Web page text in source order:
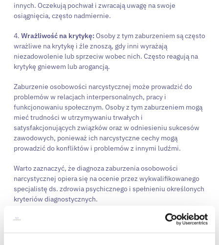
innych. Oczekują pochwał i zwracają uwagę na swoje
osiągnięcia, często nadmiernie.
4. Wrażliwość na krytykę:Osoby z tym zaburzeniem są często
wrażliwe na krytykę i źle znoszą, gdy inni wyrażają
niezadowolenie lub sprzeciw wobec nich. Często reagują na
krytykę gniewem lub arogancją.
Zaburzenie osobowości narcystycznej może prowadzić do
problemów w relacjach interpersonalnych, pracy i
funkcjonowaniu społecznym. Osoby z tym zaburzeniem mogą
mieć trudności w utrzymywaniu trwałych i
satysfakcjonujących związków oraz w odniesieniu sukcesów
zawodowych, ponieważ ich narcystyczne cechy mogą
prowadzić do konfliktów i problemów z innymi ludźmi.
Warto zaznaczyć, że diagnoza zaburzenia osobowości
narcystycznej opiera się na ocenie przez wykwalifikowanego
specjalistę ds. zdrowia psychicznego i spełnieniu określonych
kryteriów diagnostycznych.
Test zaburzeń osobowości
narcystycznej